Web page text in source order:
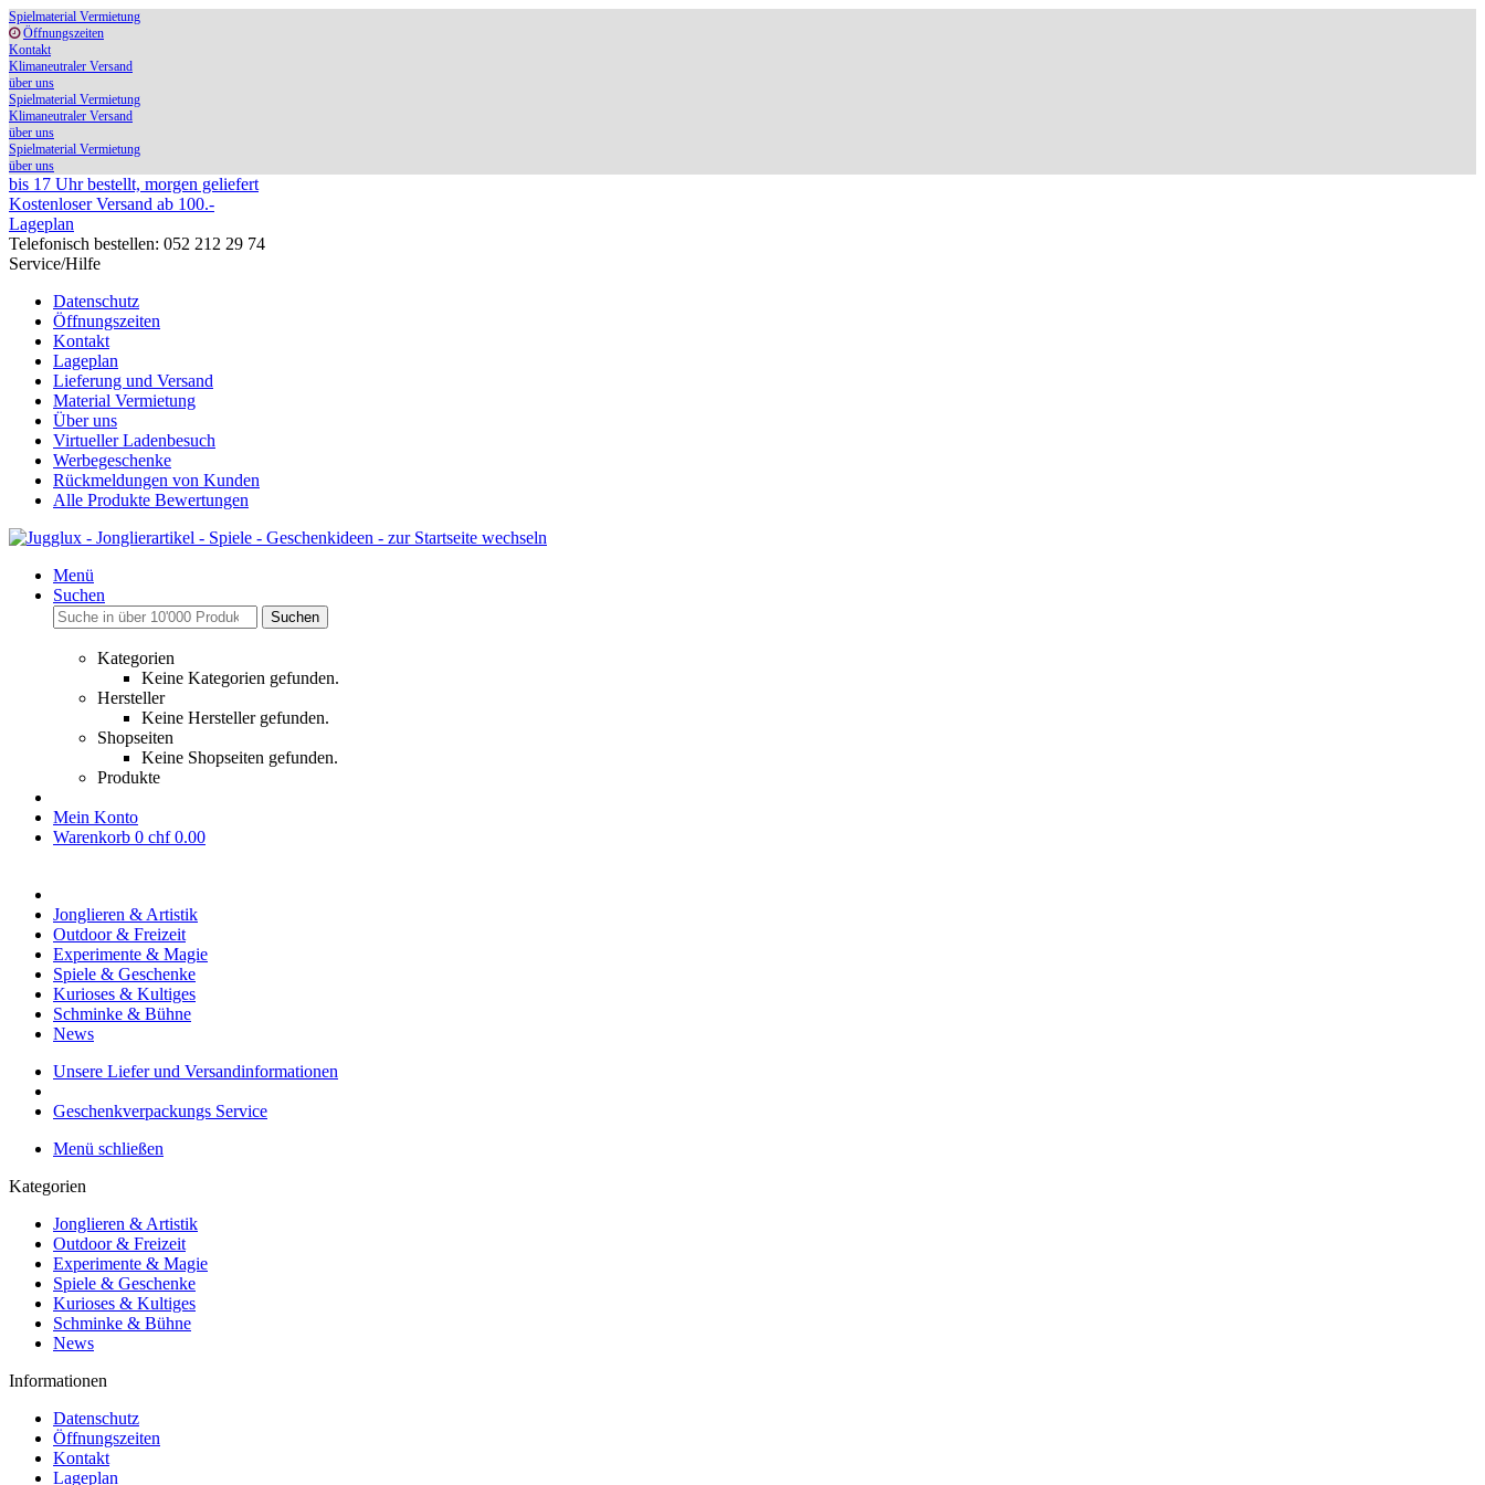
Spielmaterial Vermietung
Öffnungszeiten
Kontakt
Klimaneutraler Versand
über uns
Spielmaterial Vermietung
Klimaneutraler Versand
über uns
Spielmaterial Vermietung
über uns
bis 17 Uhr bestellt, morgen geliefert
Kostenloser Versand ab 100.-
Lageplan
Telefonisch bestellen: 052 212 29 74
Service/Hilfe
Datenschutz
Öffnungszeiten
Kontakt
Lageplan
Lieferung und Versand
Material Vermietung
Über uns
Virtueller Ladenbesuch
Werbegeschenke
Rückmeldungen von Kunden
Alle Produkte Bewertungen
Menü
Suchen
Suchen
Kategorien
Keine Kategorien gefunden.
Hersteller
Keine Hersteller gefunden.
Shopseiten
Keine Shopseiten gefunden.
Produkte
Mein Konto
Warenkorb 0 chf 0.00
Jonglieren & Artistik
Outdoor & Freizeit
Experimente & Magie
Spiele & Geschenke
Kurioses & Kultiges
Schminke & Bühne
News
Unsere Liefer und Versandinformationen
Geschenkverpackungs Service
Menü schließen
Kategorien
Jonglieren & Artistik
Outdoor & Freizeit
Experimente & Magie
Spiele & Geschenke
Kurioses & Kultiges
Schminke & Bühne
News
Informationen
Datenschutz
Öffnungszeiten
Kontakt
Lageplan